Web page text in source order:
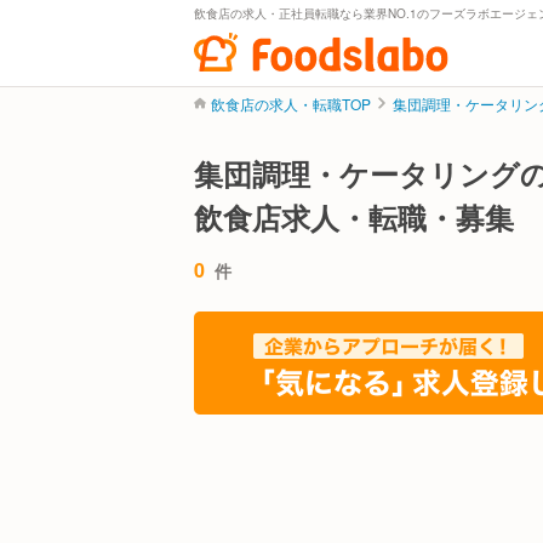
飲食店の求人・正社員転職なら業界NO.1のフーズラボエージェ
飲食店の求人・転職TOP 集団調理・ケータリン
集団調理・ケータリング
飲食店求人・転職・募集
0 件